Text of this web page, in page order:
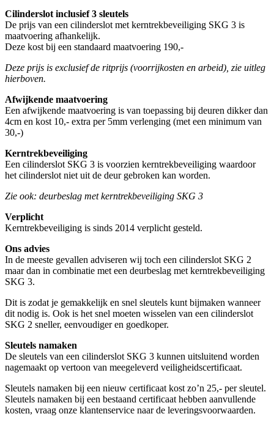
Cilinderslot inclusief 3 sleutels
De prijs van een cilinderslot met kerntrekbeveiliging SKG 3 is
maatvoering afhankelijk.
Deze kost bij een standaard maatvoering 190,-
Deze prijs is exclusief de ritprijs (voorrijkosten en arbeid), zie uitleg
hierboven.
Afwijkende maatvoering
Een afwijkende maatvoering is van toepassing bij deuren dikker dan
4cm en kost 10,- extra per 5mm verlenging (met een minimum van
30,-)
Kerntrekbeveiliging
Een cilinderslot SKG 3 is voorzien kerntrekbeveiliging waardoor
het cilinderslot niet uit de deur gebroken kan worden.
Zie ook: deurbeslag met kerntrekbeveiliging SKG 3
Verplicht
Kerntrekbeveiliging is sinds 2014 verplicht gesteld.
Ons advies
In de meeste gevallen adviseren wij toch een cilinderslot SKG 2
maar dan in combinatie met een deurbeslag met kerntrekbeveiliging
SKG 3.
Dit is zodat je gemakkelijk en snel sleutels kunt bijmaken wanneer
dit nodig is. Ook is het snel moeten wisselen van een cilinderslot
SKG 2 sneller, eenvoudiger en goedkoper.
Sleutels namaken
De sleutels van een cilinderslot SKG 3 kunnen uitsluitend worden
nagemaakt op vertoon van meegeleverd veiligheidscertificaat.
Sleutels namaken bij een nieuw certificaat kost zo’n 25,- per sleutel.
Sleutels namaken bij een bestaand certificaat hebben aanvullende
kosten, vraag onze klantenservice naar de leveringsvoorwaarden.